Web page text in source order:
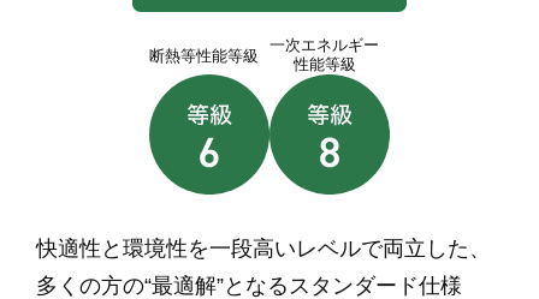
断熱等性能等級
一次エネルギー
性能等級
快適性と環境性を一段高いレベルで両立した、
多くの方の“最適解”となるスタンダード仕様